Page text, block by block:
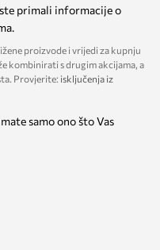
primali informacije o
proizvode i vrijedi za kupnju
kombinirati s drugim akcijama, a
Provjerite: isključenja iz
samo ono što Vas